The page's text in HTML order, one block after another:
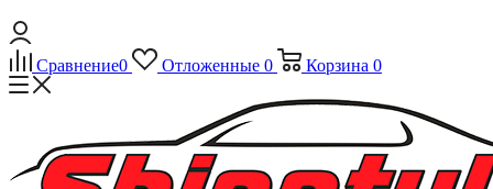
Сравнение0 Отложенные 0 Корзина 0